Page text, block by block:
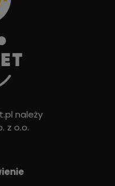
należy
z o.o.